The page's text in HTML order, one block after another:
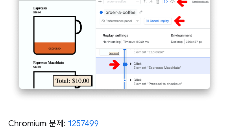
Chromium 문제: 1257499